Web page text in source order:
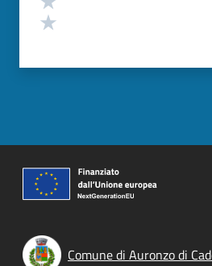
Comune di Auronzo di